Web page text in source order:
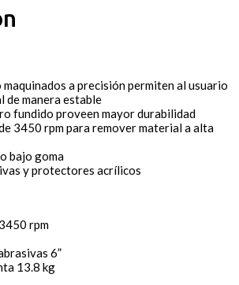
a precisión permiten al usuario
de manera estable
fundido proveen mayor durabilidad
3450 rpm para remover material a alta
bajo goma
y protectores acrílicos
rpm
6”
13.8 kg